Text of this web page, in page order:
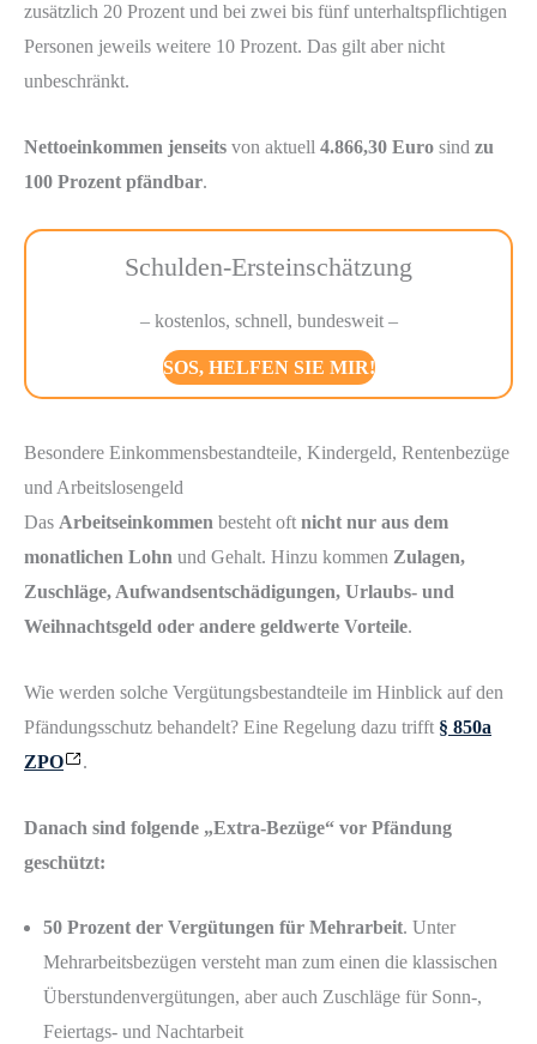
zusätzlich 20 Prozent und bei zwei bis fünf unterhaltspflichtigen
Personen jeweils weitere 10 Prozent. Das gilt aber nicht
unbeschränkt.
Nettoeinkommen jenseits von aktuell 4.866,30 Euro sind zu
100 Prozent pfändbar.
Schulden-Ersteinschätzung
– kostenlos, schnell, bundesweit –
SOS, HELFEN SIE MIR!
Besondere Einkommensbestandteile, Kindergeld, Rentenbezüge
und Arbeitslosengeld
Das Arbeitseinkommen besteht oft nicht nur aus dem
monatlichen Lohn und Gehalt. Hinzu kommen Zulagen,
Zuschläge, Aufwandsentschädigungen, Urlaubs- und
Weihnachtsgeld oder andere geldwerte Vorteile.
Wie werden solche Vergütungsbestandteile im Hinblick auf den
Pfändungsschutz behandelt? Eine Regelung dazu trifft § 850a
ZPO
.
Danach sind folgende „Extra-Bezüge“ vor Pfändung
geschützt:
50 Prozent der Vergütungen für Mehrarbeit. Unter
Mehrarbeitsbezügen versteht man zum einen die klassischen
Überstundenvergütungen, aber auch Zuschläge für Sonn-,
Feiertags- und Nachtarbeit